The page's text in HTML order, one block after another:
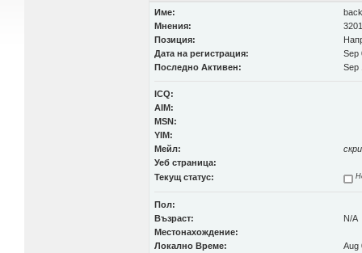
Име:
Мнения:
Позиция:
Дата на регистрация:
Sep
Последно Активен:
Sep
ICQ:
AIM:
MSN:
YIM:
Мейл:
Уеб страница:
Текущ статус:
Пол:
Възраст:
N/A
Местонахождение:
Локално Време:
Aug